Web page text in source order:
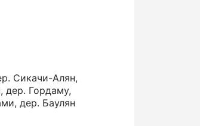
Сикачи-Алян,
дер. Гордаму,
дер. Баулян